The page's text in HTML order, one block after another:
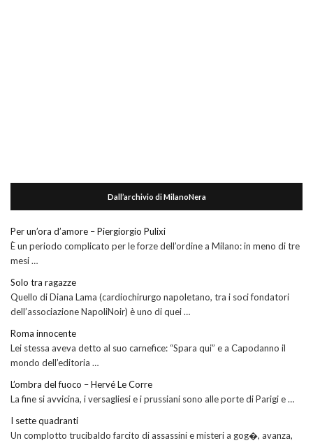
Dall’archivio di MilanoNera
Per un’ora d’amore – Piergiorgio Pulixi
È un periodo complicato per le forze dell’ordine a Milano: in meno di tre
mesi …
Solo tra ragazze
Quello di Diana Lama (cardiochirurgo napoletano, tra i soci fondatori
dell’associazione NapoliNoir) è uno di quei …
Roma innocente
Lei stessa aveva detto al suo carnefice: “Spara qui” e a Capodanno il
mondo dell’editoria …
L’ombra del fuoco – Hervé Le Corre
La fine si avvicina, i versagliesi e i prussiani sono alle porte di Parigi e …
I sette quadranti
Un complotto trucibaldo farcito di assassini e misteri a gog�, avanza,